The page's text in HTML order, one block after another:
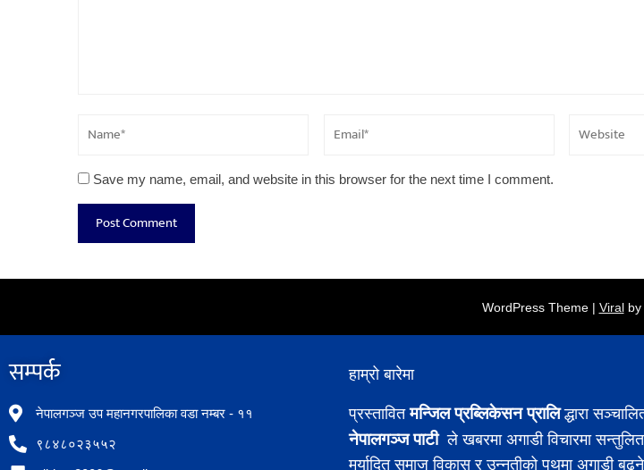
Save my name, email, and website in this browser for the next time I comment.
WordPress Theme | Viralby
सम्पर्क​
नेपालगञ्ज उप महानगरपालिका वडा नम्बर - ११
९८४८०२३५५२
हाम्रो बारेमा
प्रस्तावितमन्जिल प्रब्लिकेसन प्रालिद्धारा
नेपालगञ्ज पाटीले खबरमा अगाडी विचारमा
मर्यादित समाज विकास र उन्नतीको पथमा अगाडी